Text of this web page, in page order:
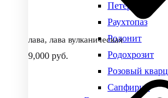
Петерсит
Раухтопаз
Родонит
Родохрозит
Розовый кварц
Сапфирин
лава, лава вулканическая
9,000 руб.